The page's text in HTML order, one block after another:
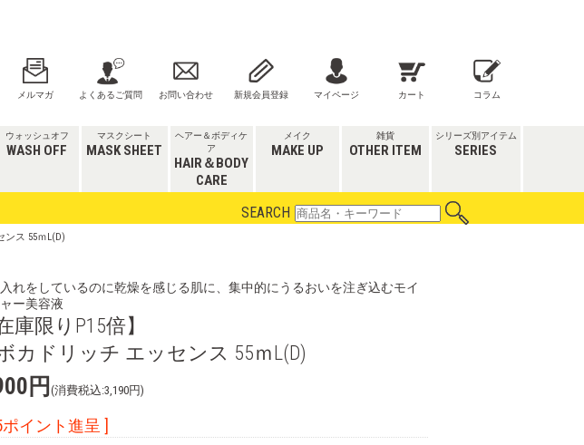
メルマガ よくあるご質問 お問い合わせ 新規会員登録 マイページ カート コラム
ウォッシュオフ
WASH OFF
マスクシート
MASK SHEET
ヘアー＆ボディケ
ア
HAIR＆BODY
CARE
メイク
MAKE UP
雑貨
OTHER ITEM
シリーズ別アイテム
SERIES
SEARCH
ンス 55ｍL(D)
れをしているのに乾燥を感じる肌に、集中的にうるおいを注ぎ込むモイ
ー美容液
庫限りP15倍】
カドリッチ エッセンス 55ｍL(D)
円 (消費税込:3,190円)
ポイント進呈 ]